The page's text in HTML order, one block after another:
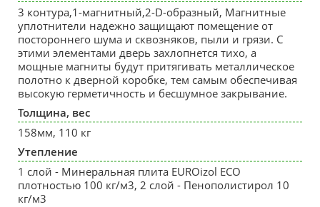
3 контура,1-магнитный,2-D-образный, Магнитные
уплотнители надежно защищают помещение от
постороннего шума и сквозняков, пыли и грязи. С
этими элементами дверь захлопнется тихо, а
мощные магниты будут притягивать металлическое
полотно к дверной коробке, тем самым обеспечивая
высокую герметичность и бесшумное закрывание.
Толщина, вес
158мм, 110 кг
Утепление
1 слой - Минеральная плита EUROizol ECO
плотностью 100 кг/м3, 2 слой - Пенополистирол 10
кг/м3